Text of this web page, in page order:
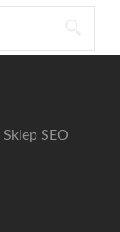
Sklep SEO